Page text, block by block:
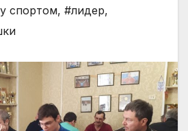
спортом, #лидер,